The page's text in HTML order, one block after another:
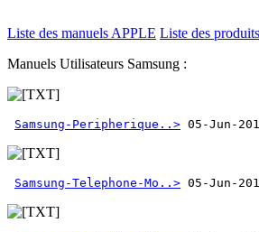
Liste des manuels APPLE Liste des
Manuels Utilisateurs Samsung :
Samsung-Peripherique..>
Samsung-Telephone-Mo..>